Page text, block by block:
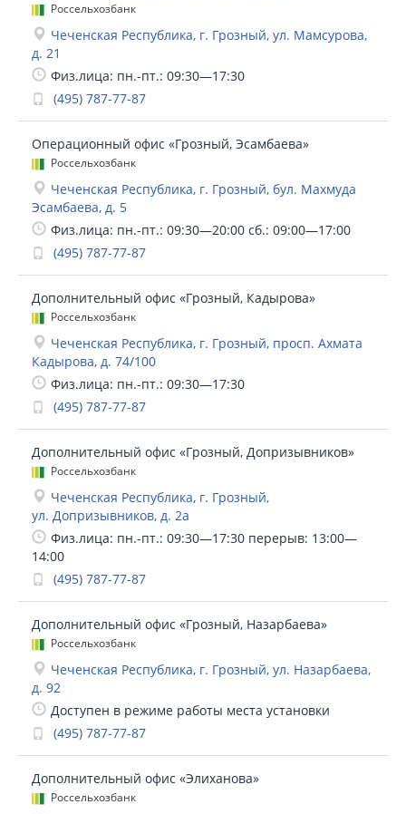
Россельхозбанк
Чеченская Республика, г. Грозный, ул. Мамсурова,
д. 21
Физ.лица: пн.-пт.: 09:30—17:30
(495) 787-77-87
Операционный офис «Грозный, Эсамбаева»
Россельхозбанк
Чеченская Республика, г. Грозный, бул. Махмуда
Эсамбаева, д. 5
Физ.лица: пн.-пт.: 09:30—20:00 сб.: 09:00—17:00
(495) 787-77-87
Дополнительный офис «Грозный, Кадырова»
Россельхозбанк
Чеченская Республика, г. Грозный, просп. Ахмата
Кадырова, д. 74/100
Физ.лица: пн.-пт.: 09:30—17:30
(495) 787-77-87
Дополнительный офис «Грозный, Допризывников»
Россельхозбанк
Чеченская Республика, г. Грозный,
ул. Допризывников, д. 2а
Физ.лица: пн.-пт.: 09:30—17:30 перерыв: 13:00—
14:00
(495) 787-77-87
Дополнительный офис «Грозный, Назарбаева»
Россельхозбанк
Чеченская Республика, г. Грозный, ул. Назарбаева,
д. 92
Доступен в режиме работы места установки
(495) 787-77-87
Дополнительный офис «Элиханова»
Россельхозбанк